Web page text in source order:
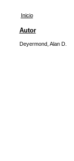
Inicio
Autor
Deyermond, Alan D.